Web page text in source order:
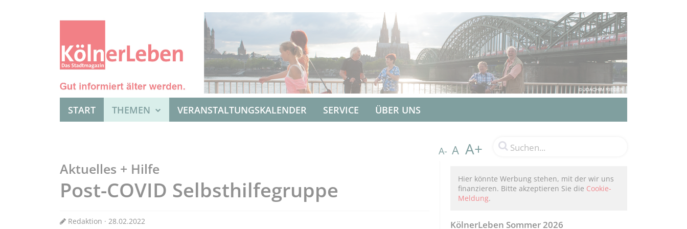
START THEMEN VERANSTALTUNGSKALENDER SERVICE ÜBER UNS
A- A A+
Aktuelles + Hilfe
Post-COVID Selbsthilfegruppe
Redaktion · 28.02.2022
Hier könnte Werbung stehen, mit der wir uns
finanzieren. Bitte akzeptieren Sie die Cookie-
Meldung.
KölnerLeben Sommer 2026